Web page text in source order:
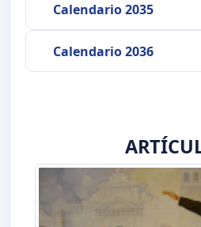
Calendario 2035
Calendario 2036